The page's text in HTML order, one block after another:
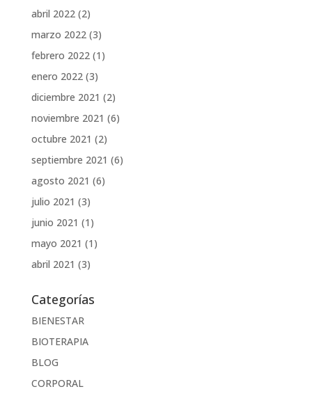
abril 2022(2)
marzo 2022(3)
febrero 2022(1)
enero 2022(3)
diciembre 2021 (2)
noviembre 2021 (6)
octubre 2021 (2)
septiembre 2021 (6)
agosto 2021 (6)
julio 2021 (3)
junio 2021 (1)
mayo 2021 (1)
abril 2021 (3)
Categorías
BIENESTAR
BIOTERAPIA
BLOG
CORPORAL